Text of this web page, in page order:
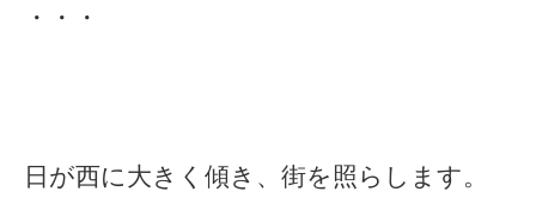
・・・
日が西に大きく傾き、街を照らします。